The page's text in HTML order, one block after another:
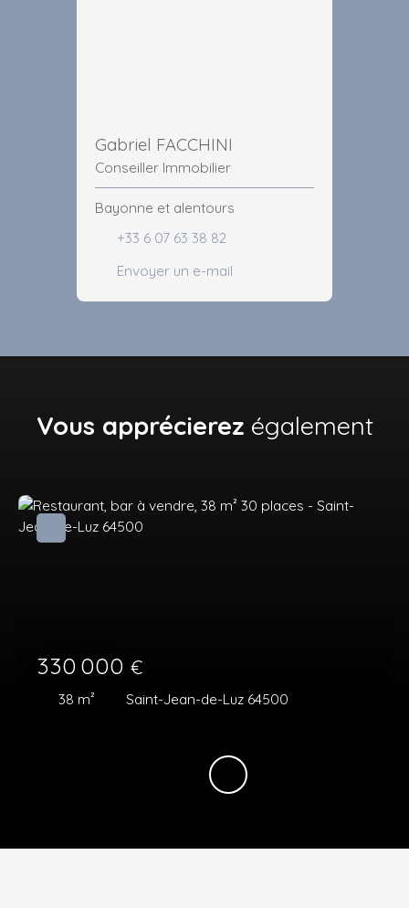
Gabriel FACCHINI
Conseiller Immobilier
Bayonne et alentours
+33 6 07 63 38 82
Envoyer un e-mail
Vous apprécierez également
330 000 €
38 m² Saint-Jean-de-Luz 64500